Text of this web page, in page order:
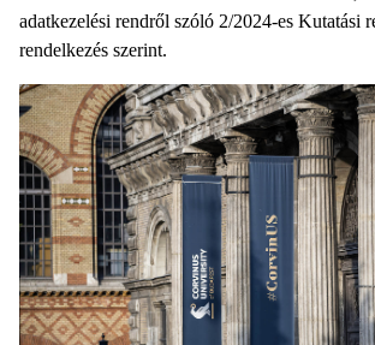
adatkezelési rendről szóló 2/2024-es Kutatási
rendelkezés szerint.